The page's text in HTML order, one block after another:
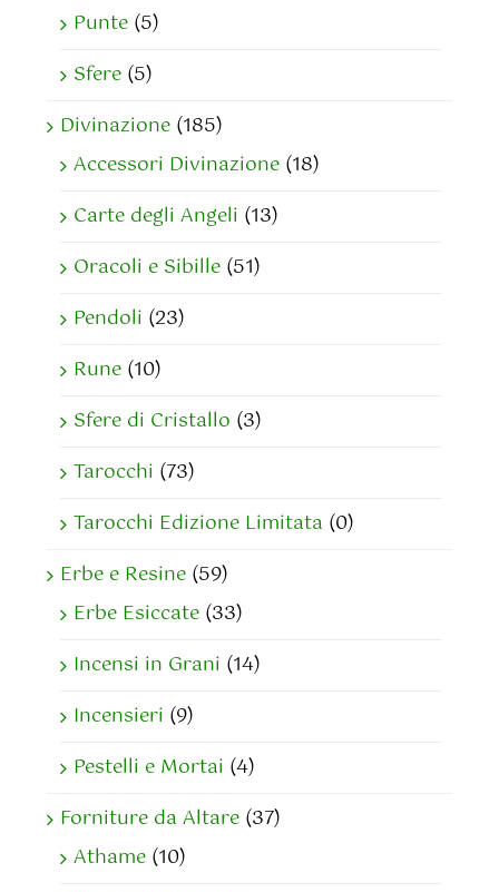
Punte (5)
Sfere (5)
Divinazione (185)
Accessori Divinazione (18)
Carte degli Angeli (13)
Oracoli e Sibille (51)
Pendoli (23)
Rune (10)
Sfere di Cristallo (3)
Tarocchi (73)
Tarocchi Edizione Limitata (0)
Erbe e Resine (59)
Erbe Esiccate (33)
Incensi in Grani (14)
Incensieri (9)
Pestelli e Mortai (4)
Forniture da Altare (37)
Athame (10)